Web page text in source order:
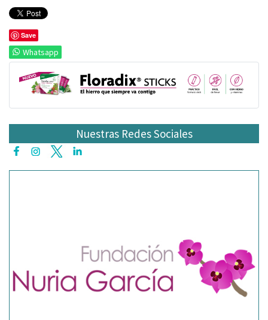
Save
Whatsapp
Nuestras Redes Sociales